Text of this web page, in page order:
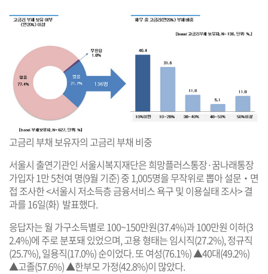
포
털
U
L 하 게 게
고금리 부채 보유자의 고금리 부채 비중
서울시 출연기관인 서울시복지재단은 희망플러스통장·꿈나래통장
가입자 1만 5천여 명(9월 기준) 중 1,005명을 무작위로 뽑아 설문‧면
접 조사한 <서울시 저소득층 금융서비스 욕구 및 이용실태 조사> 결
과를 16일(화) 발표했다.
응답자는 월 가구소득별로 100~150만원(37.4%)과 100만원 이하(3
2.4%)에 주로 분포돼 있었으며, 고용 형태는 임시직(27.2%), 정규직
(25.7%), 일용직(17.0%) 순이었다. 또 여성(76.1%) ▲40대(49.2%)
▲고졸(57.6%) ▲한부모 가정(42.8%)이 많았다.